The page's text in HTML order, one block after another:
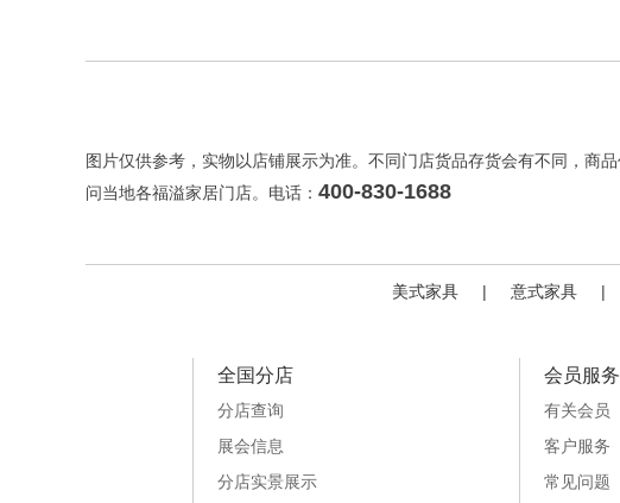
图片仅供参考，实物以店铺展示为准。不同门店货品存货会有不同，商
问当地各福溢家居门店。电话： 400-830-1688
美式家具 | 意式家具 |
全国分店
分店查询
展会信息
分店实景展示
会员服务
有关会员
客户服务
常见问题